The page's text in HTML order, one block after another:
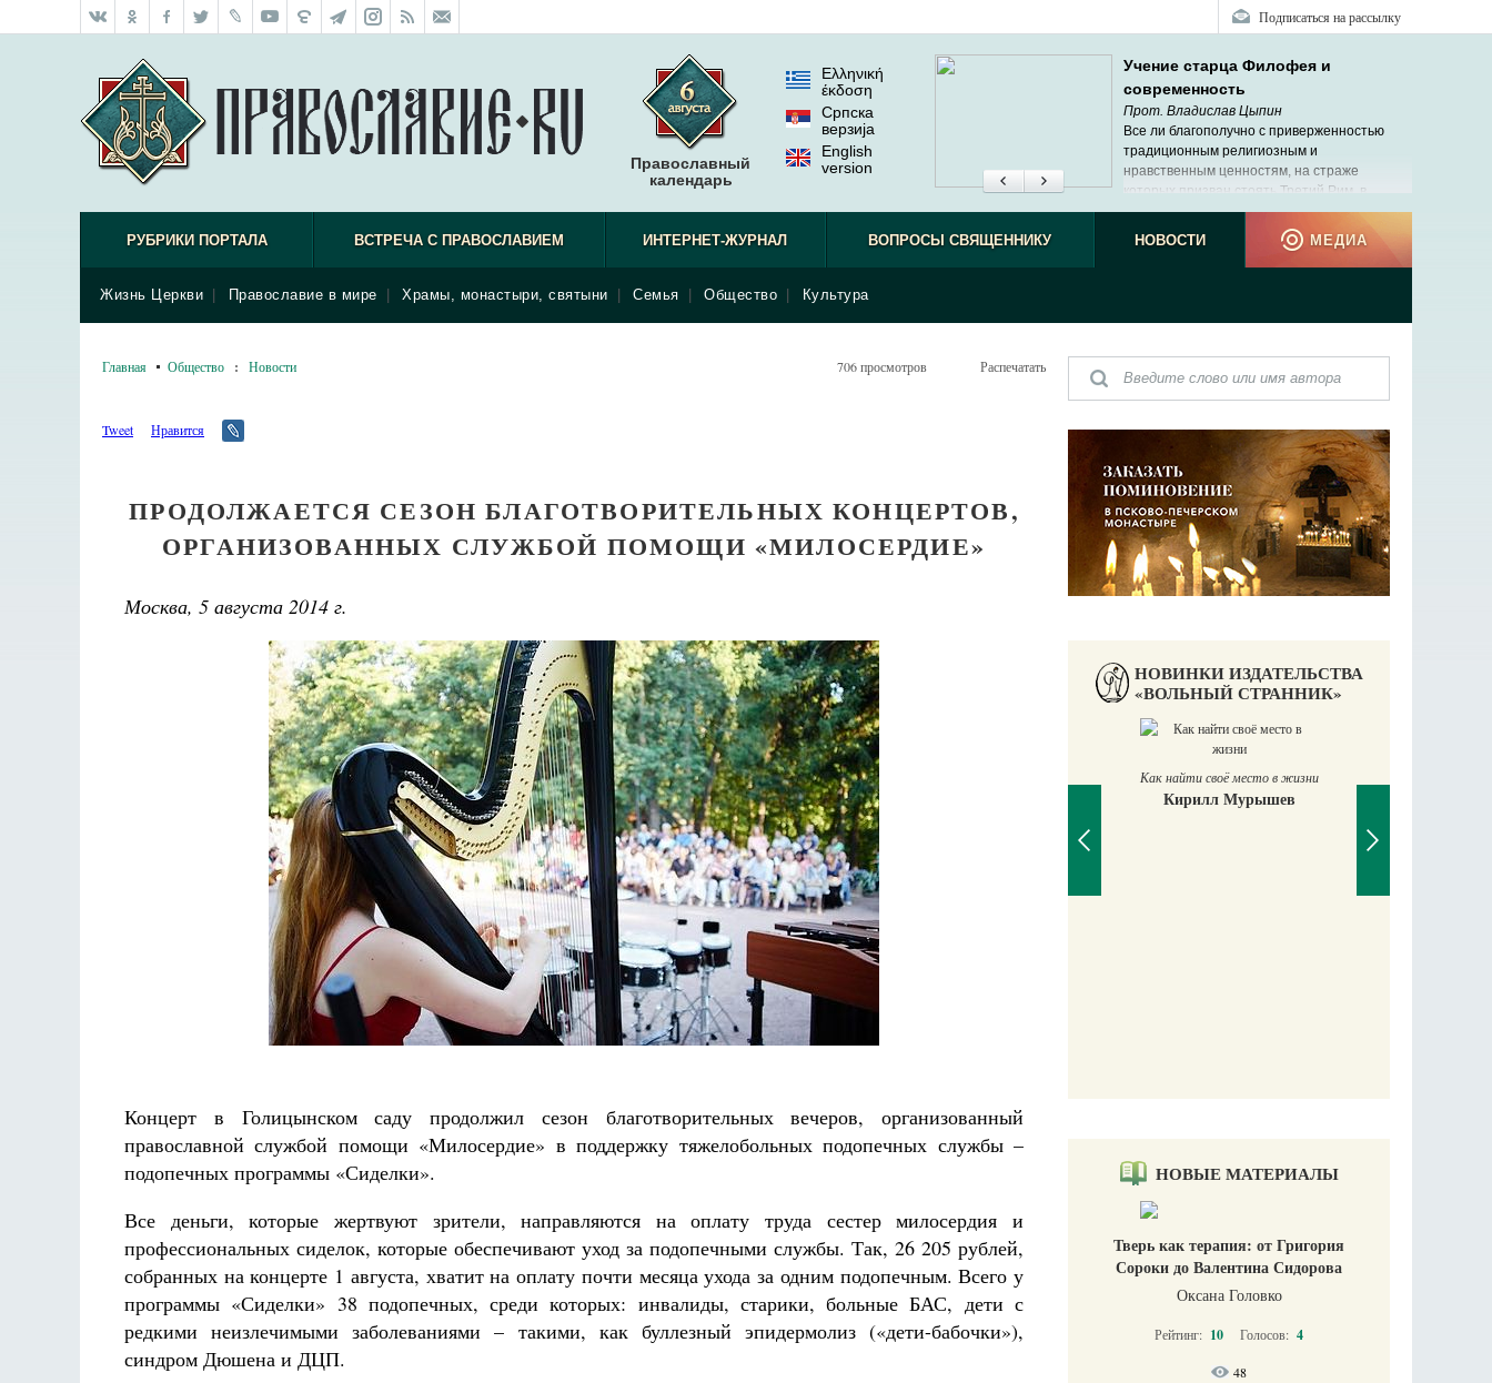
Подписаться на рассылку
Православный
календарь
Ελληνική
έκδοση
Српска
верзиjа
English
version
Учение старца Филофея и
современность
Прот. Владислав Цыпин
Все ли благополучно с приверженностью
традиционным религиозным и
нравственным ценностям, на страже
которых призван стоять Третий Рим, в
современной России?
РУБРИКИ ПОРТАЛА ВСТРЕЧА С ПРАВОСЛАВИЕМ ИНТЕРНЕТ-ЖУРНАЛ ВОПРОСЫ СВЯЩЕННИКУ НОВОСТИ
Жизнь Церкви Православие в мире Храмы, монастыри, святыни Семья Общество Культура
МЕДИА
Главная Общество : Новости 706 просмотров Распечатать
Tweet Нравится
ПРОДОЛЖАЕТСЯ СЕЗОН БЛАГОТВОРИТЕЛЬНЫХ КОНЦЕРТОВ,
ОРГАНИЗОВАННЫХ СЛУЖБОЙ ПОМОЩИ «МИЛОСЕРДИЕ»
Москва, 5 августа 2014 г.
Концерт в Голицынском саду продолжил сезон благотворительных вечеров, организованный
православной службой помощи «Милосердие» в поддержку тяжелобольных подопечных службы –
подопечных программы «Сиделки».
Все деньги, которые жертвуют зрители, направляются на оплату труда сестер милосердия и
профессиональных сиделок, которые обеспечивают уход за подопечными службы. Так, 26 205 рублей,
собранных на концерте 1 августа, хватит на оплату почти месяца ухода за одним подопечным. Всего у
программы «Сиделки» 38 подопечных, среди которых: инвалиды, старики, больные БАС, дети с
редкими неизлечимыми заболеваниями – такими, как буллезный эпидермолиз («дети-бабочки»),
синдром Дюшена и ДЦП.
НОВИНКИ ИЗДАТЕЛЬСТВА
«ВОЛЬНЫЙ СТРАННИК»
Как найти своё место в жизни
Кирилл Мурышев
НОВЫЕ МАТЕРИАЛЫ
Тверь как терапия: от Григория
Сороки до Валентина Сидорова
Оксана Головко
Рейтинг: 10 Голосов: 4
48